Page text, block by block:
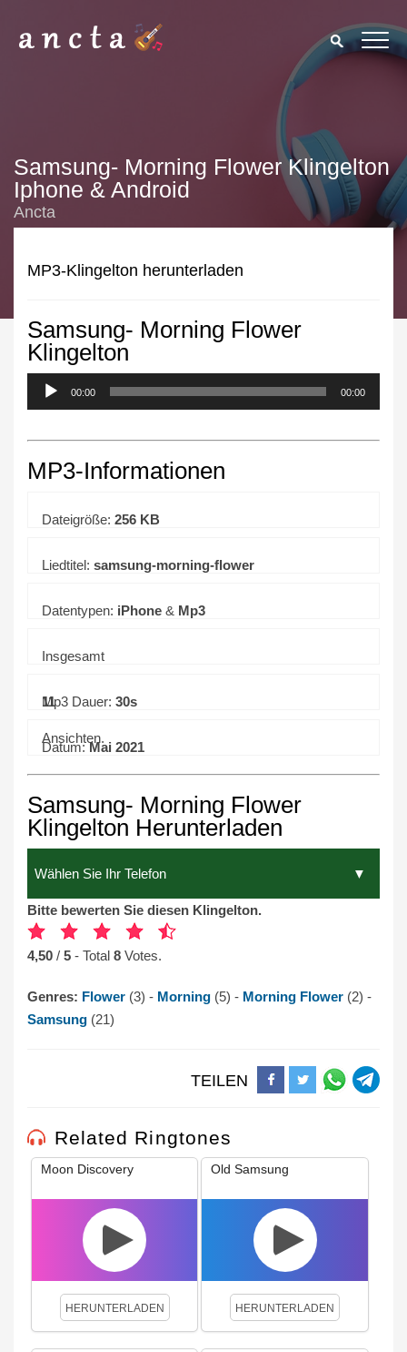
Samsung- Morning Flower Klingelton
Iphone & Android
Ancta
MP3-Klingelton herunterladen
Samsung- Morning Flower
Klingelton
00:00 00:00
MP3-Informationen
Dateigröße: 256 KB
Liedtitel: samsung-morning-flower
Datentypen: iPhone & Mp3
Insgesamt
11
Ansichten.
Mp3 Dauer: 30s
Datum:Mai 2021
Samsung- Morning Flower
Klingelton Herunterladen
Bitte bewerten Sie diesen Klingelton.
4,50 / 5 - Total 8 Votes.
Genres: Flower (3) - Morning (5) - Morning Flower (2) -
Samsung (21)
TEILEN
Related Ringtones
Moon Discovery
HERUNTERLADEN
Old Samsung
HERUNTERLADEN
We use cookies to enhance your experience. By continuing to
visit this site you agree to our use of cookies.
Close